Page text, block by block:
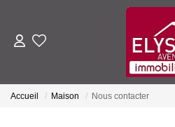
Accueil Maison Nous contacter